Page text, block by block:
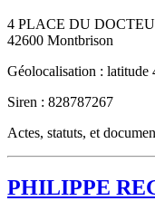
4 PLACE DU
42600 Montbrison
Géolocalisation :
Siren : 828787267
Actes, statuts, et
PHILIPPE